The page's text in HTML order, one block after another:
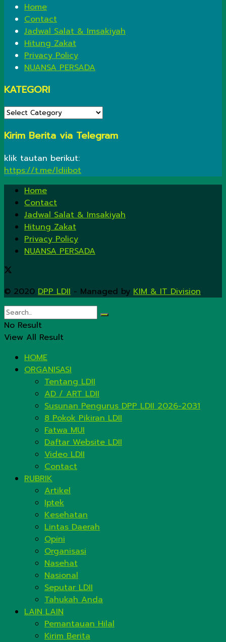
Home
Contact
Jadwal Salat & Imsakiyah
Hitung Zakat
Privacy Policy
NUANSA PERSADA
KATEGORI
KATEGORI
Kirim Berita via Telegram
klik tautan berikut:
https://t.me/ldiibot
Home
Contact
Jadwal Salat & Imsakiyah
Hitung Zakat
Privacy Policy
NUANSA PERSADA
© 2020 DPP LDII - Managed by KIM & IT Division.
No Result
View All Result
HOME
ORGANISASI
Tentang LDII
AD / ART LDII
Susunan Pengurus DPP LDII 2026-2031
8 Pokok Pikiran LDII
Fatwa MUI
Daftar Website LDII
Video LDII
Contact
RUBRIK
Artikel
Iptek
Kesehatan
Lintas Daerah
Opini
Organisasi
Nasehat
Nasional
Seputar LDII
Tahukah Anda
LAIN LAIN
Pemantauan Hilal
Kirim Berita